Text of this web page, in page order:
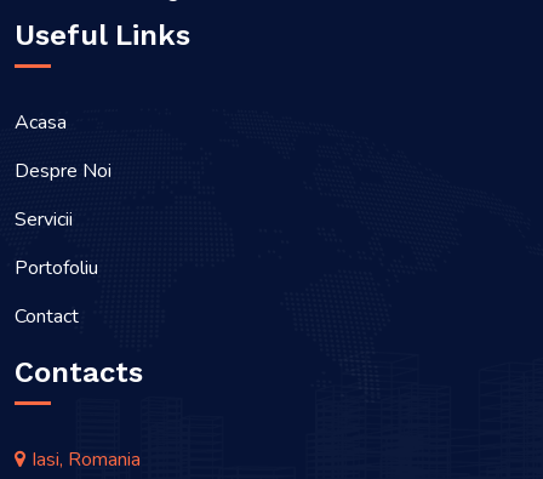
Useful Links
Acasa
Despre Noi
Servicii
Portofoliu
Contact
Contacts
Iasi, Romania